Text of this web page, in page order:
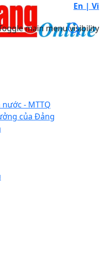
En | Vi
main menu visibility
- MTTQ
của Đảng